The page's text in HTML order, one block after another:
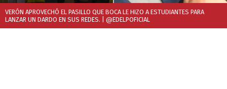
VERÓN APROVECHÓ EL PASILLO QUE BOCA LE HIZO A ESTUDIANTES PARA
LANZAR UN DARDO EN SUS REDES. | @EDELPOFICIAL